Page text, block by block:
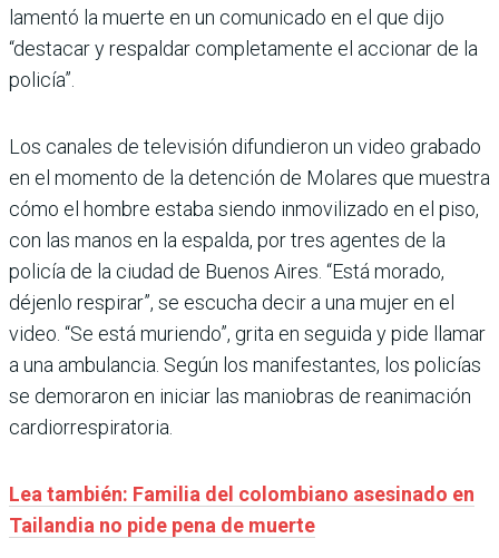
lamentó la muerte en un comunicado en el que dijo
“destacar y respaldar completamente el accionar de la
policía”.
Los canales de televisión difundieron un video grabado
en el momento de la detención de Molares que muestra
cómo el hombre estaba siendo inmovilizado en el piso,
con las manos en la espalda, por tres agentes de la
policía de la ciudad de Buenos Aires. “Está morado,
déjenlo respirar”, se escucha decir a una mujer en el
video. “Se está muriendo”, grita en seguida y pide llamar
a una ambulancia. Según los manifestantes, los policías
se demoraron en iniciar las maniobras de reanimación
cardiorrespiratoria.
Lea también: Familia del colombiano asesinado en
Tailandia no pide pena de muerte